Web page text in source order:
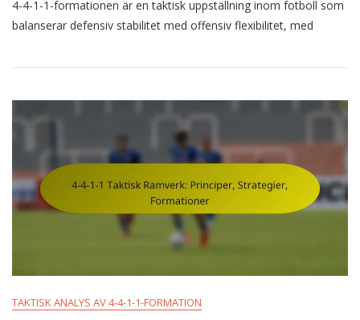
4-
1-
Variationer:
Formationer
4-4-1-1-formationen är en taktisk uppställning inom fotboll som
balanserar defensiv stabilitet med offensiv flexibilitet, med
TAKTISK ANALYS AV 4-4-1-1-FORMATION